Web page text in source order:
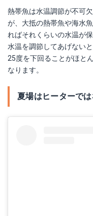
熱帯魚は水温調節が不可
が、大抵の熱帯魚や海水
ればそれくらいの水温が
水温を調節してあげない
25度を下回ることがほと
なります。
夏場はヒーターで